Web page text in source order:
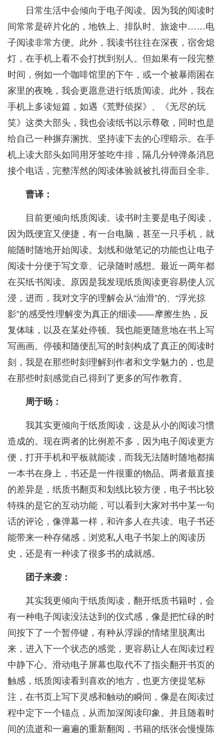
日常生活中会倾向于电子阅读。因为我的阅读时
间常常是碎片化的，地铁上、排队时、旅途中……电
子阅读非常方便。此外，我读书往往在深夜，宿舍熄
灯，在手机上看不会打扰到别人。但如果有一段完整
时间，例如一个咖啡馆里的下午，或一个被暴雨困在
家里的夜晚，我会更愿意进行纸质阅读。此外，我在
手机上多读短篇，如遇《荒野侦探》、《无尽的玩
笑》这类大部头，我也会读纸书以示尊敬，同时也是
给自己一种摒弃溷扰、坚持读下去的心理暗示。在手
机上读大部头如同用牙签吃牛排，隔几分钟弹条消息
接个电话，完整浑然的阅读体验就被扎得面目全非。
曹译：
目前更倾向纸质阅读。读书时主要是电子阅读，
因为既便宜又便捷，有一台电脑，甚至一只手机，就
能随时随地开始阅读。划线和做笔记的功能也让电子
阅读十分便于写文章、记录随时感想。最近一两年都
在买纸书阅读。原因是我发现纸质阅读更容易使人沉
浸，进而，我对文字的理解会从“油滑”的、“浮光掠
影”的感受性理解变为真正的细读——摩擦生热，反
复体味，以及在某处停顿。我也能更随意地在书上写
写画画。停顿和随便乱写的时刻构成了真正的阅读时
刻，我是在那些时刻理解到作者和文学魅力的，也是
在那些时刻感觉自己得到了更多的写作教育。
周于旸：
我其实更倾向于纸质阅读，这是从小的阅读习惯
造成的。现在两者的比例差不多，因为电子阅读更方
便，打开手机和平板就能读，而我无法随时随地都揣
一本书在身上，书还是一件很重的物品。两者最直接
的差异是，纸质书翻页和划线比较方便，电子书比较
特殊的是它的互动功能，可以看到大家对书中某一句
话的评论，像弹幕一样，和许多人在共读。电子书还
能带来一种存储感，浏览私人电子书架上的阅读历
史，还是有一种读了很多书的成就感。
团子来袭：
其实我更倾向于纸质阅读，翻开纸质书籍时，会
有一种电子阅读没法达到的仪式感，像是把忙碌的时
间按下了一个暂停键，有种从浮躁的情绪里脱离出
来，进入下一个状态的感觉，更容易让人在阅读过程
中静下心。滑动电子屏幕也取代不了指尖翻开书页的
触感，纸质阅读看到喜欢的地方，也更方便提笔标
注，在书页上写下灵感和触动的瞬间，像是在阅读过
程中定下一个锚点，从而加深阅读印象。并且随着时
间的流逝和一遍遍的重新翻阅，书籍的纸张会慢慢陈